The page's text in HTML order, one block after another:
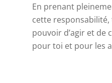
En prenant
cette
pouvoir d’agir et de
pour toi et pour les